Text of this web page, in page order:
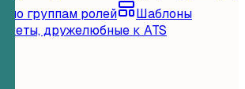
по группам ролей
Шаблоны
дружелюбные к ATS